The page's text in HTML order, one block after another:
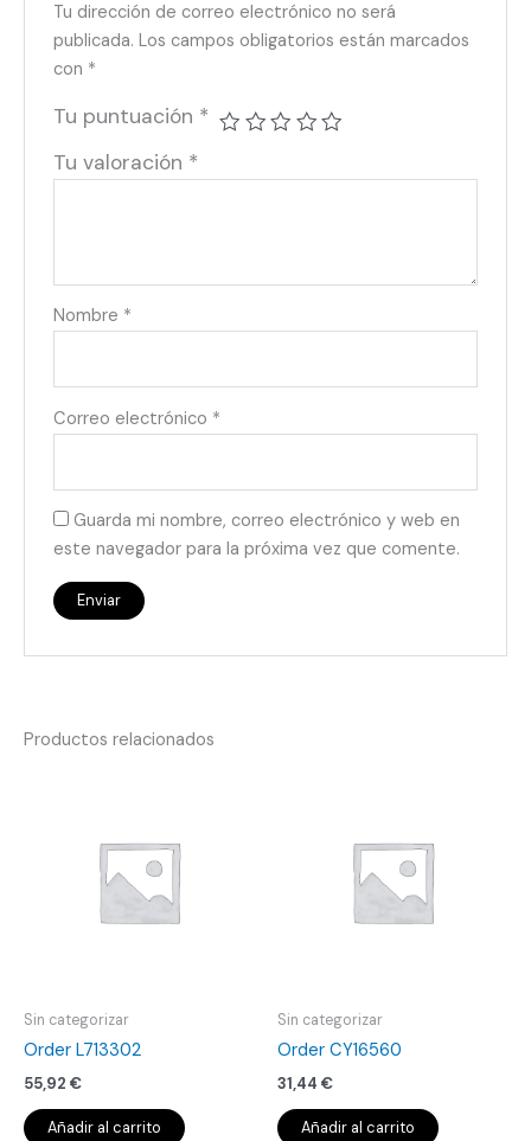
Tu dirección de correo electrónico no será
publicada. Los campos obligatorios están marcados
con *
Tu puntuación *
Tu valoración *
Nombre *
Correo electrónico *
Guarda mi nombre, correo electrónico y web en
este navegador para la próxima vez que comente.
Productos relacionados
Sin categorizar
Order L713302
55,92 €
Añadir al carrito
Sin categorizar
Order CY16560
31,44 €
Añadir al carrito